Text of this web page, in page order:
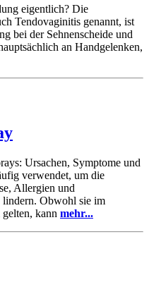
eigentlich? Die
Tendovaginitis genannt, ist
bei der Sehnenscheide und
an Handgelenken,
Ursachen, Symptome und
verwendet, um die
Allergien und
lindern. Obwohl sie im
kann mehr...